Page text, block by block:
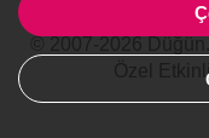
Özel